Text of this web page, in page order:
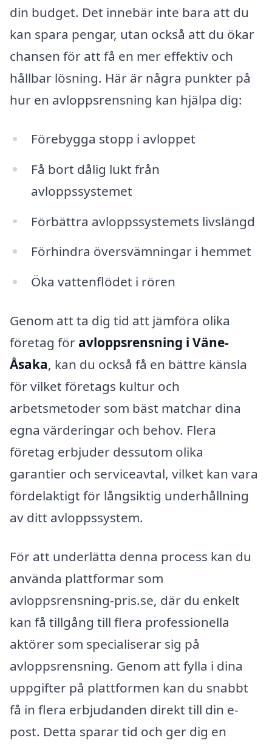
din budget. Det innebär inte bara att du
kan spara pengar, utan också att du ökar
chansen för att få en mer effektiv och
hållbar lösning. Här är några punkter på
hur en avloppsrensning kan hjälpa dig:
Förebygga stopp i avloppet
Få bort dålig lukt från
avloppssystemet
Förbättra avloppssystemets livslängd
Förhindra översvämningar i hemmet
Öka vattenflödet i rören
Genom att ta dig tid att jämföra olika
företag för avloppsrensning i Väne-
Åsaka, kan du också få en bättre känsla
för vilket företags kultur och
arbetsmetoder som bäst matchar dina
egna värderingar och behov. Flera
företag erbjuder dessutom olika
garantier och serviceavtal, vilket kan vara
fördelaktigt för långsiktig underhållning
av ditt avloppssystem.
För att underlätta denna process kan du
använda plattformar som
avloppsrensning-pris.se, där du enkelt
kan få tillgång till flera professionella
aktörer som specialiserar sig på
avloppsrensning. Genom att fylla i dina
uppgifter på plattformen kan du snabbt
få in flera erbjudanden direkt till din e-
post. Detta sparar tid och ger dig en